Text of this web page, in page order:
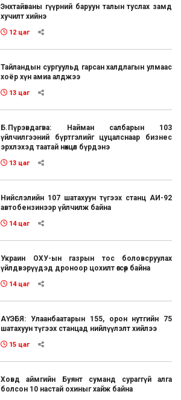
Энхтайваны гүүрний баруун талын туслах замд
хучилт хийнэ
12 цаг
Тайландын сургуульд гарсан халдлагын улмаас
хоёр хүн амиа алджээ
13 цаг
Б.Пүрэвдагва: Найман салбарын 103
үйлчилгээний бүртгэлийг цуцалснаар бизнес
эрхлэхэд таатай нөхцөл бүрдэнэ
13 цаг
Нийслэлийн 107 шатахуун түгээх станц АИ-92
автобензинээр үйлчилж байна
14 цаг
Украин ОХУ-ын газрын тос боловсруулах
үйлдвэрүүдэд дроноор цохилт өгсөөр байна
14 цаг
АҮЭБЯ: Улаанбаатарын 155, орон нутгийн 75
шатахуун түгээх станцад нийлүүлэлт хийлээ
15 цаг
Ховд аймгийн Буянт суманд сураггүй алга
болсон 10 настай охиныг хайж байна